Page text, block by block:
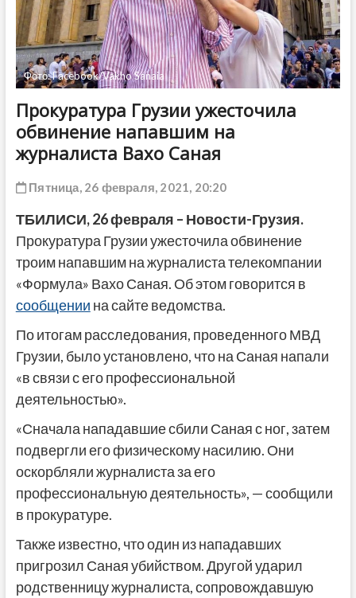
Фото: Facebook/Vakho Sanaia
Прокуратура Грузии ужесточила
обвинение напавшим на
журналиста Вахо Саная
Пятница, 26 февраля, 2021, 20:20
ТБИЛИСИ, 26 февраля – Новости-Грузия.
Прокуратура Грузии ужесточила обвинение
троим напавшим на журналиста телекомпании
«Формула» Вахо Саная. Об этом говорится в
сообщении на сайте ведомства.
По итогам расследования, проведенного МВД
Грузии, было установлено, что на Саная напали
«в связи с его профессиональной
деятельностью».
«Сначала нападавшие сбили Саная с ног, затем
подвергли его физическому насилию. Они
оскорбляли журналиста за его
профессиональную деятельность», — сообщили
в прокуратуре.
Также известно, что один из нападавших
пригрозил Саная убийством. Другой ударил
родственницу журналиста, сопровождавшую